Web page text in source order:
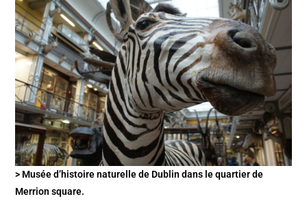
> Musée d’histoire naturelle de Dublin dans le quartier de
Merrion square.